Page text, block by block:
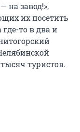
на завод!»,
их посетить
то в два и
тысяч туристов.